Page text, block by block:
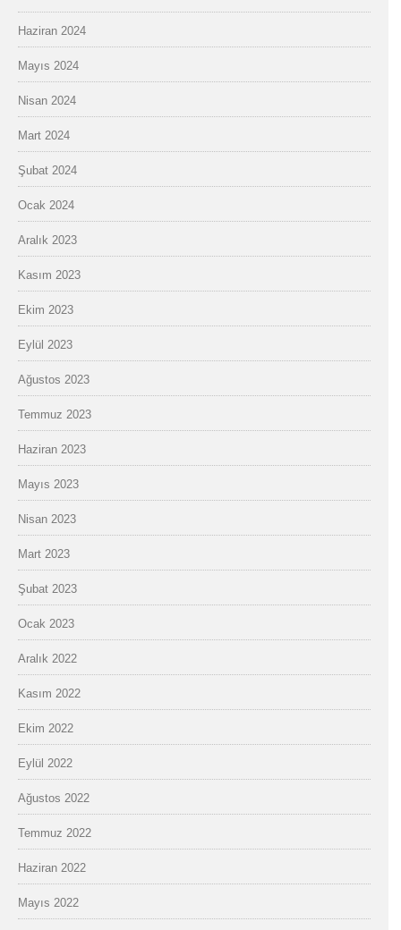
Haziran 2024
Mayıs 2024
Nisan 2024
Mart 2024
Şubat 2024
Ocak 2024
Aralık 2023
Kasım 2023
Ekim 2023
Eylül 2023
Ağustos 2023
Temmuz 2023
Haziran 2023
Mayıs 2023
Nisan 2023
Mart 2023
Şubat 2023
Ocak 2023
Aralık 2022
Kasım 2022
Ekim 2022
Eylül 2022
Ağustos 2022
Temmuz 2022
Haziran 2022
Mayıs 2022